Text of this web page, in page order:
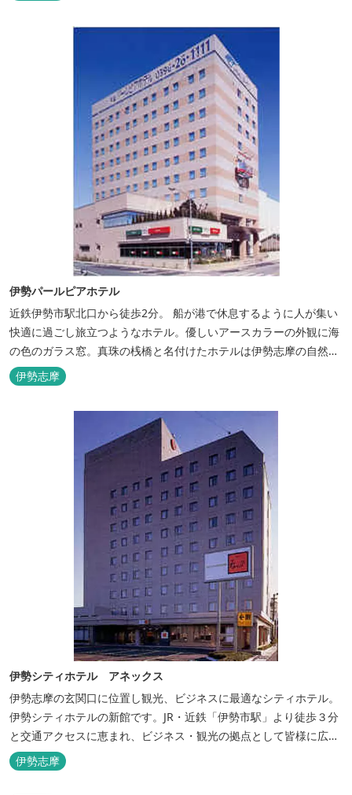
伊勢パールピアホテル
近鉄伊勢市駅北口から徒歩2分。 船が港で休息するように人が集い
快適に過ごし旅立つようなホテル。優しいアースカラーの外観に海
の色のガラス窓。真珠の桟橋と名付けたホテルは伊勢志摩の自然保
護への思いか省エネルギーへの工夫と設備を備えています。 和食・
イタリアンレストランがございます。 また、宿泊のお客様は途中出
入り自由立体駐車場を無料でお使いいただけます。
伊勢志摩
伊勢シティホテル アネックス
伊勢志摩の玄関口に位置し観光、ビジネスに最適なシティホテル。
伊勢シティホテルの新館です。JR・近鉄「伊勢市駅」より徒歩３分
と交通アクセスに恵まれ、ビジネス・観光の拠点として皆様に広く
ご利用いただいております。１階には、しゃぶしゃぶと日本料理の
「伊勢みやび」があります。
伊勢志摩